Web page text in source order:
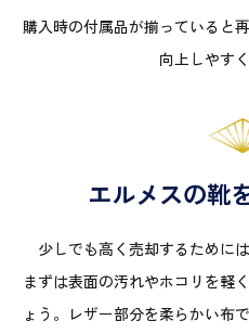
購入時の付属品が揃っていると
向上しやす
エルメスの靴
少しでも高く売却するために
まずは表面の汚れやホコリを軽
ょう。レザー部分を柔らかい布